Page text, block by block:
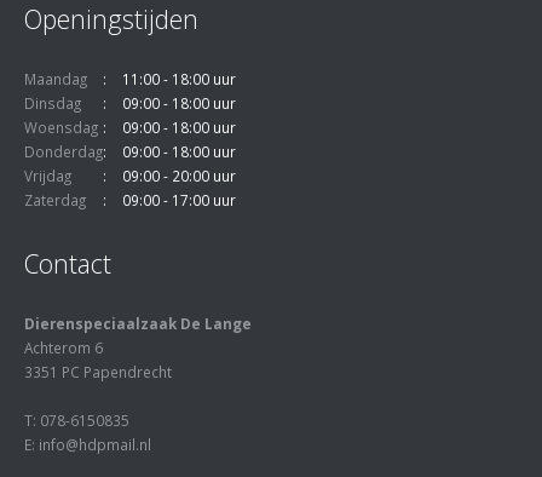
Openingstijden
Maandag
11:00 - 18:00 uur
Dinsdag
09:00 - 18:00 uur
Woensdag
09:00 - 18:00 uur
Donderdag
09:00 - 18:00 uur
Vrijdag
09:00 - 20:00 uur
Zaterdag
09:00 - 17:00 uur
Contact
Dierenspeciaalzaak De Lange
Achterom 6
3351 PC Papendrecht
T: 078-6150835
E: info@hdpmail.nl